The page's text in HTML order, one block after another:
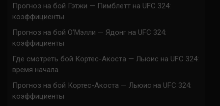
Прогноз на бой Гэтжи — Пимблетт на UFC 324:
коэффициенты
Прогноз на бой О’Мэлли — Ядонг на UFC 324:
коэффициенты
Где смотреть бой Кортес-Акоста — Льюис на UFC 324:
время начала
Прогноз на бой Кортес-Акоста — Льюис на UFC 324:
коэффициенты